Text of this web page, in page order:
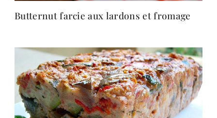
Butternut farcie aux lardons et fromage